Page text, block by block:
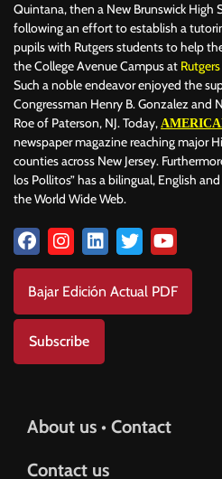
Quintana, then a New Brunswick High
following an effort to establish a
pupils with Rutgers students to help
the College Avenue Campus at
Such a noble endeavor enjoyed the
Congressman Henry B. Gonzalez and
Roe of Paterson, NJ. Today,
newspaper magazine reaching major
counties across New Jersey.
los Pollitos” has a bilingual, English
the World Wide Web.
Bajar Edición Actual PDF
Subscribe
About us • Contact
Contact us